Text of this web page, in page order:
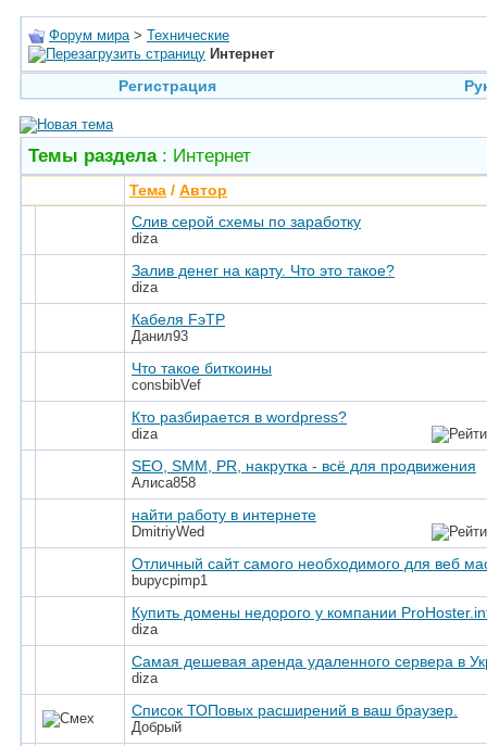
Форум мира > Технические
Интернет
Регистрация
Темы раздела: Интернет
Тема / Автор
Слив серой схемы по заработку
diza
Залив денег на карту. Что это такое?
diza
Кабеля FэTP
Данил93
Что такое биткоины
consbibVef
Кто разбирается в wordpress?
diza
SEO, SMM, PR, накрутка - всё для продвижения
Алиса858
найти работу в интернете
DmitriyWed
Отличный сайт самого необходимого для веб
bupycpimp1
Купить домены недорого у компании
diza
Самая дешевая аренда удаленного сервера в
diza
Список ТОПовых расширений в ваш браузер.
Добрый